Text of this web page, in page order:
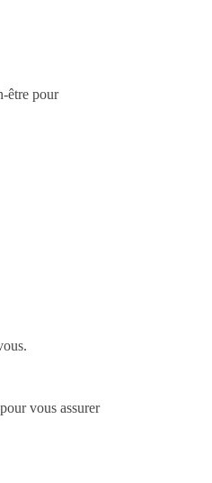
être pour
vous assurer